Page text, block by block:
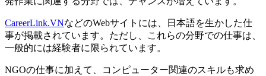
CareerLink.VNなどのWebサイトには、日本語を生かした仕
事が掲載されています。ただし、これらの分野での仕事は、
一般的には経験者に限られています。
NGOの仕事に加えて、コンピューター関連のスキルも求め